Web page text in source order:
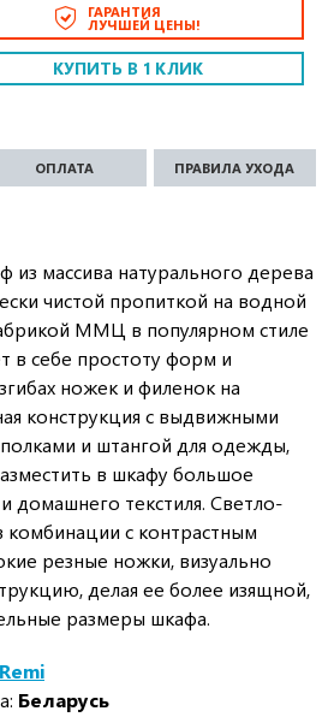
ГАРАНТИЯ
ЛУЧШЕЙ ЦЕНЫ!
КУПИТЬ В 1 КЛИК
ОПЛАТА ПРАВИЛА УХОДА
из массива натурального дерева
чистой пропиткой на водной
ММЦ в популярном стиле
в себе простоту форм и
ножек и филенок на
конструкция с выдвижными
и штангой для одежды,
в шкафу большое
домашнего текстиля. Светло-
с контрастным
резные ножки, визуально
делая ее более изящной,
размеры шкафа.
Беларусь